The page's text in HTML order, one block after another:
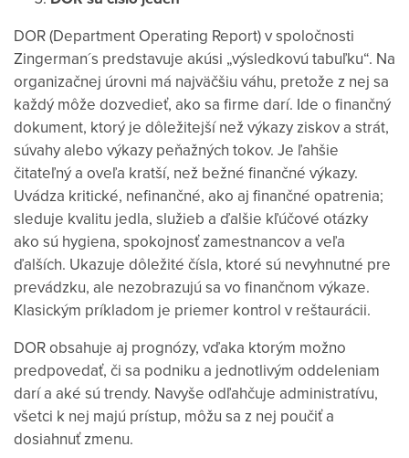
DOR (Department Operating Report) v spoločnosti
Zingerman´s predstavuje akúsi „výsledkovú tabuľku“. Na
organizačnej úrovni má najväčšiu váhu, pretože z nej sa
každý môže dozvedieť, ako sa firme darí. Ide o finančný
dokument, ktorý je dôležitejší než výkazy ziskov a strát,
súvahy alebo výkazy peňažných tokov. Je ľahšie
čitateľný a oveľa kratší, než bežné finančné výkazy.
Uvádza kritické, nefinančné, ako aj finančné opatrenia;
sleduje kvalitu jedla, služieb a ďalšie kľúčové otázky
ako sú hygiena, spokojnosť zamestnancov a veľa
ďalších. Ukazuje dôležité čísla, ktoré sú nevyhnutné pre
prevádzku, ale nezobrazujú sa vo finančnom výkaze.
Klasickým príkladom je priemer kontrol v reštaurácii.
DOR obsahuje aj prognózy, vďaka ktorým možno
predpovedať, či sa podniku a jednotlivým oddeleniam
darí a aké sú trendy. Navyše odľahčuje administratívu,
všetci k nej majú prístup, môžu sa z nej poučiť a
dosiahnuť zmenu.